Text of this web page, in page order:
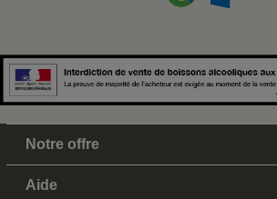
Notre offre
Aide